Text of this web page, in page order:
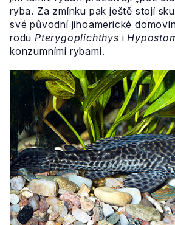
ryba. Za zmínku pak ještě stojí
své původní jihoamerické
rodu Pterygoplichthys i
konzumními rybami.